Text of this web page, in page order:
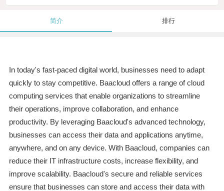
简介 排行
In today's fast-paced digital world, businesses need to adapt
quickly to stay competitive. Baacloud offers a range of cloud
computing services that enable organizations to streamline
their operations, improve collaboration, and enhance
productivity. By leveraging Baacloud's advanced technology,
businesses can access their data and applications anytime,
anywhere, and on any device. With Baacloud, companies can
reduce their IT infrastructure costs, increase flexibility, and
improve scalability. Baacloud's secure and reliable services
ensure that businesses can store and access their data with